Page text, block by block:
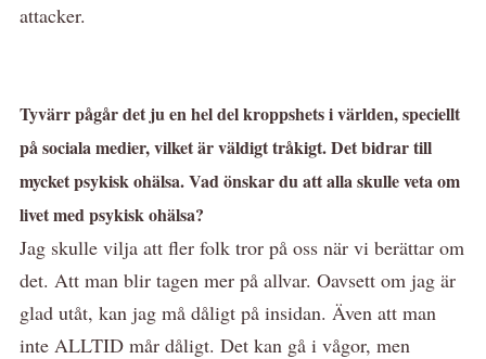
attacker.
Tyvärr pågår det ju en hel del kroppshets i världen, speciellt
på sociala medier, vilket är väldigt tråkigt. Det bidrar till
mycket psykisk ohälsa. Vad önskar du att alla skulle veta om
livet med psykisk ohälsa?
Jag skulle vilja att fler folk tror på oss när vi berättar om
det. Att man blir tagen mer på allvar. Oavsett om jag är
glad utåt, kan jag må dåligt på insidan. Även att man
inte ALLTID mår dåligt. Det kan gå i vågor, men